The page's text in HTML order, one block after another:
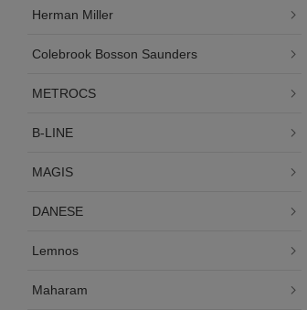
Herman Miller
Colebrook Bosson Saunders
METROCS
B-LINE
MAGIS
DANESE
Lemnos
Maharam